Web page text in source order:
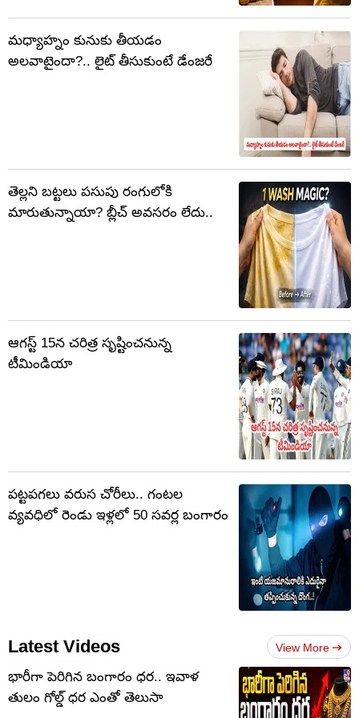
మధ్యాహ్నం కునుకు తీయడం
అలవాటైందా?.. లైట్ తీసుకుంటే డేంజరే
తెల్లని బట్టలు పసుపు రంగులోకి
మారుతున్నాయా? బ్లీచ్ అవసరం లేదు..
ఆగస్ట్ 15న చరిత్ర సృష్టించనున్న
టీమిండియా
పట్టపగలు వరుస చోరీలు.. గంటల
వ్యవధిలో రెండు ఇళ్లలో 50 సవర్ల బంగారం
Latest Videos View More
భారీగా పెరిగిన బంగారం ధర.. ఇవాళ
తులం గోల్డ్‌ ధర ఎంతో తెలుసా